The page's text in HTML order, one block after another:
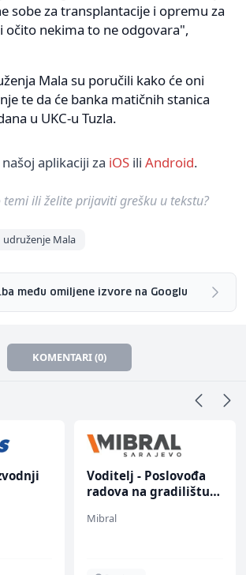
sobe za transplantacije i opremu za
očito nekima to ne odgovara",
Mala su poručili kako će oni
te da će banka matičnih stanica
u UKC-u Tuzla.
aplikaciji za iOS ili Android.
temi ili želite prijaviti grešku u tekstu?
udruženje Mala
među omiljene izvore na Googlu
KOMENTARI (0)
Voditelj - Poslovođa
radova na gradilištu
Mibral